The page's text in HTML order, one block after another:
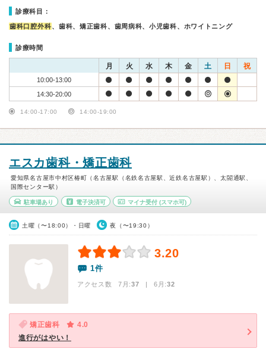
診療科目：
歯科口腔外科、歯科、矯正歯科、歯周病科、小児歯科、ホワイトニング
診療時間
月 火 水 木 金 土 日 祝
10:00-13:00
14:30-20:00
14:00-17:00 14:00-19:00
エスカ歯科・矯正歯科
愛知県名古屋市中村区椿町（名古屋駅（名鉄名古屋駅、近鉄名古屋駅）、太閤通駅、
国際センター駅）
駐車場あり 電子決済可 マイナ受付 (スマホ可)
土曜（〜18:00）・日曜 夜（〜19:30）
3.20
1件
アクセス数 7月:37 | 6月:32
矯正歯科
4.0
進行がはやい！